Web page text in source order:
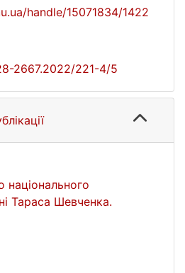
handle/15071834/1422
2667.2022/221-4/5
національного
Тараса Шевченка.